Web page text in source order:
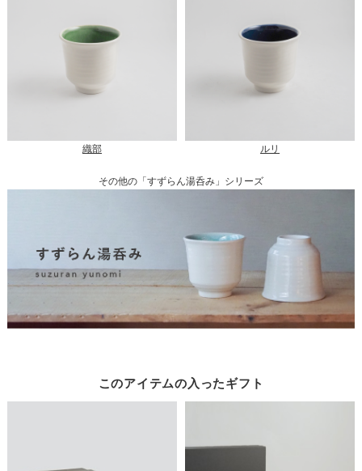
織部 ルリ
その他の「すずらん湯呑み」シリーズ
このアイテムの入ったギフト